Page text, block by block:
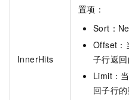
InnerHits
置项：
Sort：
Offset：
子行返回
Limit：当
回子行